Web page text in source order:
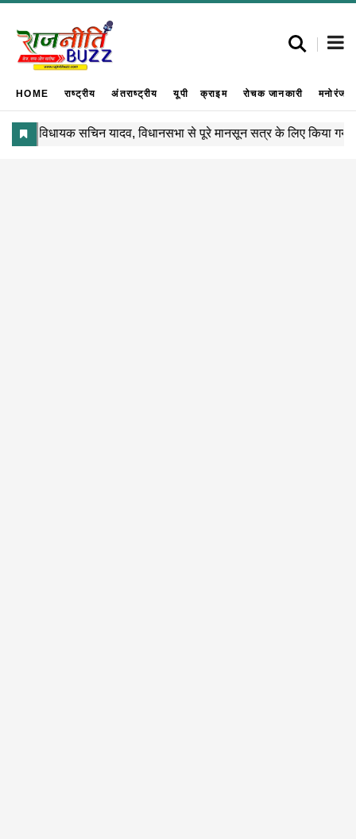
HOME राष्ट्रीय अंतराष्ट्रीय यूपी क्राइम रोचक जानकारी मनोरंजन